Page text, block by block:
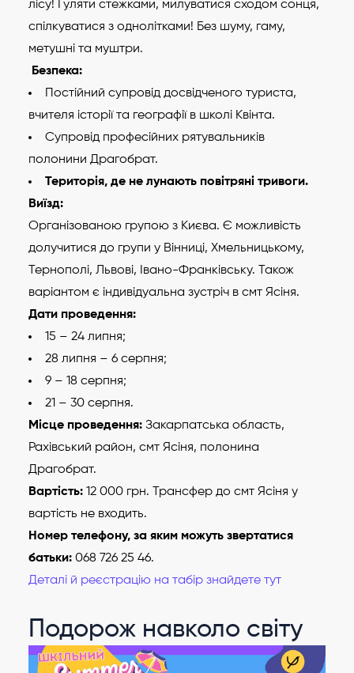
лісу! Гуляти стежками, милуватися сходом сонця,
спілкуватися з однолітками! Без шуму, гаму,
метушні та муштри.
Безпека:
Постійний супровід досвідченого туриста,
вчителя історії та географії в школі Квінта.
Супровід професійних рятувальників
полонини Драгобрат.
Територія, де не лунають повітряні тривоги.
Виїзд:
Організованою групою з Києва. Є можливість
долучитися до групи у Вінниці, Хмельницькому,
Тернополі, Львові, Івано-Франківську. Також
варіантом є індивідуальна зустріч в смт Ясіня.
Дати проведення:
15 – 24 липня;
28 липня – 6 серпня;
9 – 18 серпня;
21 – 30 серпня.
Місце проведення: Закарпатська область,
Рахівський район, смт Ясіня, полонина
Драгобрат.
Вартість: 12 000 грн. Трансфер до смт Ясіня у
вартість не входить.
Номер телефону, за яким можуть звертатися
батьки: 068 726 25 46.
Деталі й реєстрацію на табір знайдете тут
Подорож навколо світу